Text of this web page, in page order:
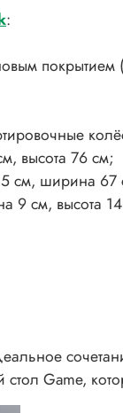
:
покрытием
высота 76 см;
ширина 67
9 см, высота
стол Game,